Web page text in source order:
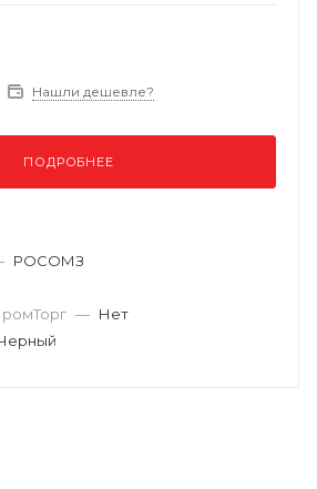
Нашли дешевле?
ПОДРОБНЕЕ
РОСОМЗ
— Нет